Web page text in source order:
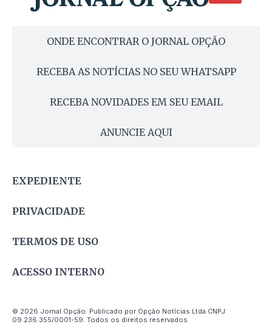
ONDE ENCONTRAR O JORNAL OPÇÃO
RECEBA AS NOTÍCIAS NO SEU WHATSAPP
RECEBA NOVIDADES EM SEU EMAIL
ANUNCIE AQUI
EXPEDIENTE
PRIVACIDADE
TERMOS DE USO
ACESSO INTERNO
© 2026 Jornal Opção. Publicado por Opção Notícias Ltda CNPJ
09.236.355/0001-59. Todos os direitos reservados.